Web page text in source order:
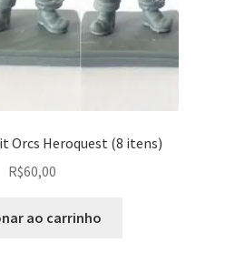
Orcs Heroquest (8 itens)
R$60,00
ao carrinho